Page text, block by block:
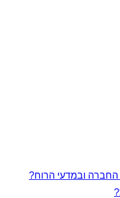
החברה ובמדעי הרוח?